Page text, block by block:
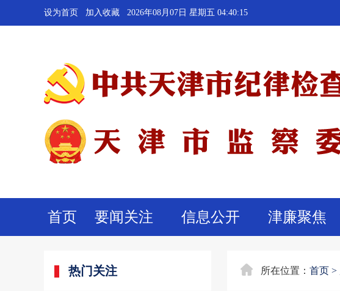
设为首页 加入收藏 2026年08月07日 星期五 04:40:16
首页 要闻关注 信息公开 津廉聚焦
热门关注 所在位置： 首页 >